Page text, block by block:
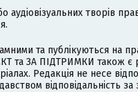
творів
та публікуються на
та ЗА ПІДТРИМКИ також є
Редакція не несе
відповідальність